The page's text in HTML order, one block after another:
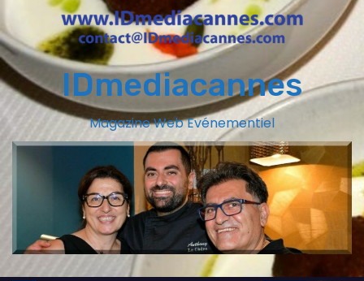
IDmediacannes
Magazine Web Evénementiel